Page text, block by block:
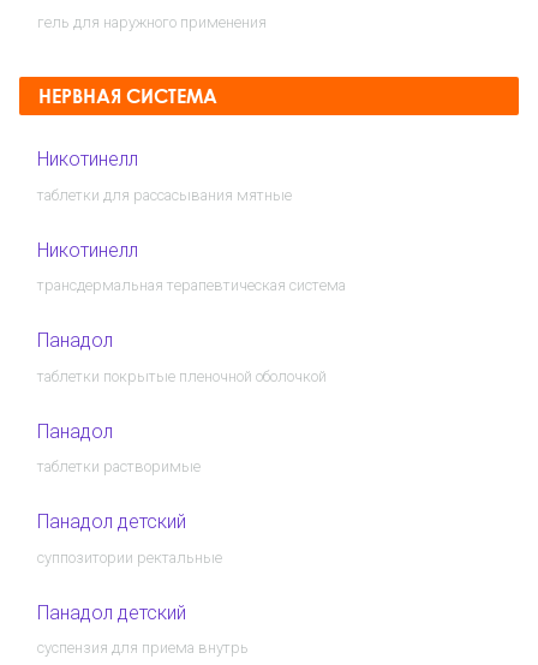
гель для наружного применения
НЕРВНАЯ СИСТЕМА
Никотинелл
таблетки для рассасывания мятные
Никотинелл
трансдермальная терапевтическая система
Панадол
таблетки покрытые пленочной оболочкой
Панадол
таблетки растворимые
Панадол детский
суппозитории ректальные
Панадол детский
суспензия для приема внутрь